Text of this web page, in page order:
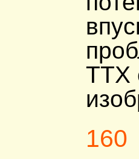
ТТХ
160